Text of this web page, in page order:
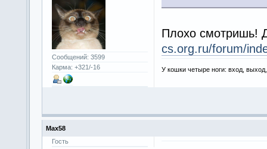
Сообщений: 3599
Карма: +321/-16
Плохо смотришь!
cs.org.ru/forum/
У кошки четыре ноги: вход,
Max58
Гость